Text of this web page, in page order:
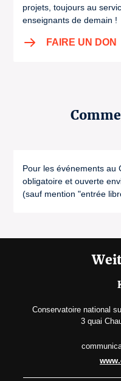
projets, toujours au
enseignants de demain !
FAIRE UN DON
Pour les événements au
obligatoire et ouverte
(sauf mention "entrée
Conservatoire national
3 quai